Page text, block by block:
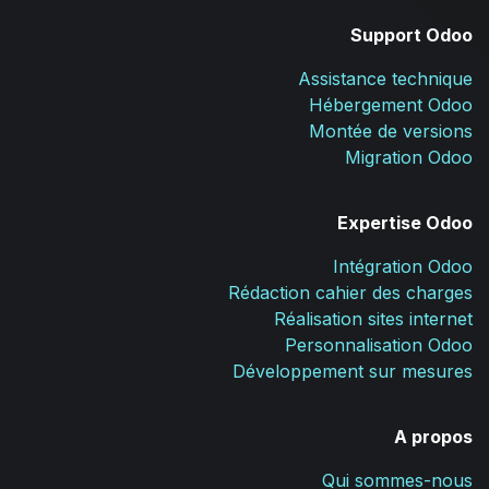
Support Odoo
Assistance technique
Hébergement Odoo
Montée de versions
Migration Odoo
Expertise Odoo
Intégration Odoo
Rédaction cahier des charges
Réalisation sites internet
Personnalisation Odoo
Développement sur mesures
A propos
Qui sommes-nous